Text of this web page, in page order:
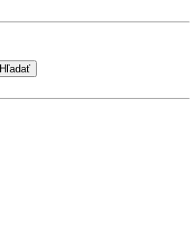
Hľadať